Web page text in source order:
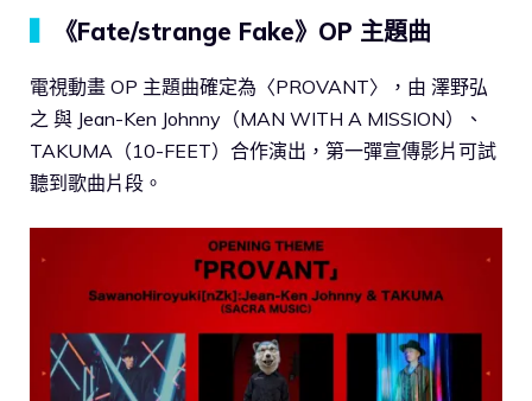
《Fate/strange Fake》OP 主題曲
電視動畫 OP 主題曲確定為〈PROVANT〉，由 澤野弘
之 與 Jean-Ken Johnny（MAN WITH A MISSION）、
TAKUMA（10-FEET）合作演出，第一彈宣傳影片可試
聽到歌曲片段。